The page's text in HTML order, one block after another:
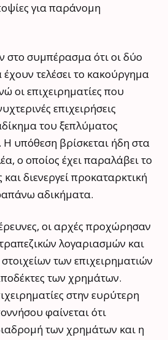
για παράνομη
στο συμπέρασμα ότι οι δύο
έχουν τελέσει το κακούργημα
οι επιχειρηματίες που
επιχειρήσεις
του ξεπλύματος
υπόθεση βρίσκεται ήδη στα
ο οποίος έχει παραλάβει το
διενεργεί προκαταρκτική
αδικήματα.
οι αρχές προχώρησαν
λογαριασμών και
των επιχειρηματιών
των χρημάτων.
στην ευρύτερη
φαίνεται ότι
των χρημάτων και η